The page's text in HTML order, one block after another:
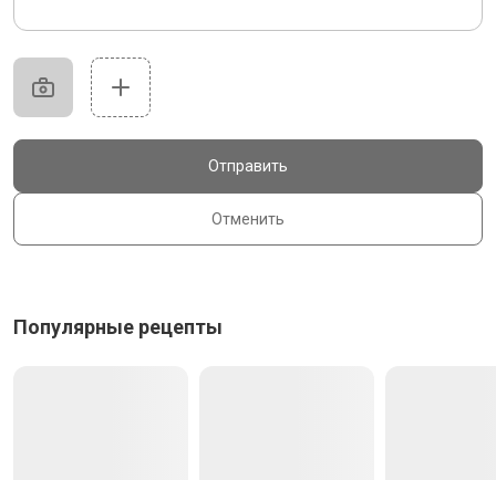
Отменить
Отправить
Популярные рецепты